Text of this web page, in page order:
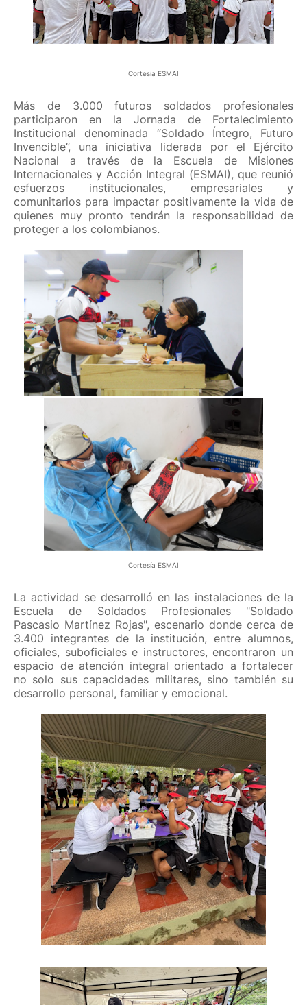
Cortesía ESMAI
Más de 3.000 futuros soldados profesionales
participaron en la Jornada de Fortalecimiento
Institucional denominada “Soldado Íntegro, Futuro
Invencible”, una iniciativa liderada por el Ejército
Nacional a través de la Escuela de Misiones
Internacionales y Acción Integral (ESMAI), que reunió
esfuerzos institucionales, empresariales y
comunitarios para impactar positivamente la vida de
quienes muy pronto tendrán la responsabilidad de
proteger a los colombianos.
Cortesía ESMAI
La actividad se desarrolló en las instalaciones de la
Escuela de Soldados Profesionales "Soldado
Pascasio Martínez Rojas", escenario donde cerca de
3.400 integrantes de la institución, entre alumnos,
oficiales, suboficiales e instructores, encontraron un
espacio de atención integral orientado a fortalecer
no solo sus capacidades militares, sino también su
desarrollo personal, familiar y emocional.